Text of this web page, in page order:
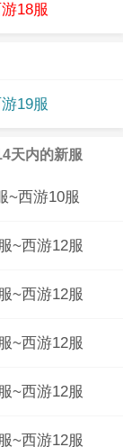
18服
19服
天内的新服
~西游10服
~西游12服
~西游12服
~西游12服
~西游12服
~西游12服